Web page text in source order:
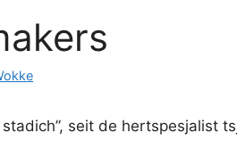
seit de hertspesjalist